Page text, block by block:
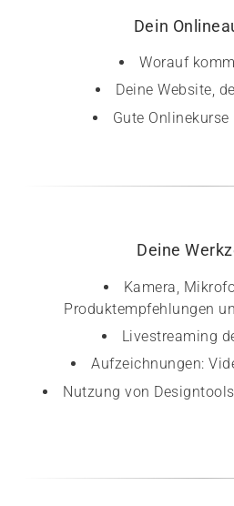
Dein
Worauf
Deine Website,
Gute
Deine
Kamera,
Produktempfehlungen
Livestreaming
Aufzeichnungen:
Nutzung von